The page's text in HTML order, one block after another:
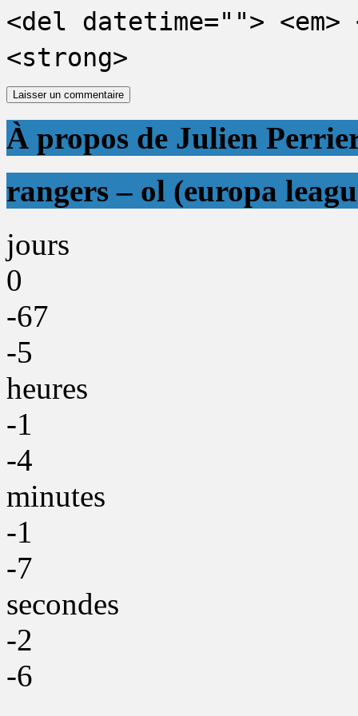
<del datetime="">
<strong>
À propos de Julien
rangers – ol (europa
jours
0
-67
-5
heures
-1
-4
minutes
-1
-7
secondes
-2
-6